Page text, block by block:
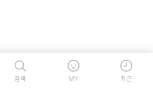
검색 MY 최근